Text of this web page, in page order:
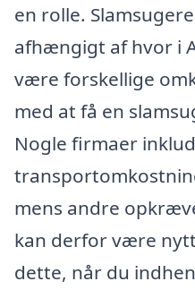
en rolle.
afhængigt af hvor i
være forskellige
med at få en
Nogle firmaer
mens andre
kan derfor være
dette, når du